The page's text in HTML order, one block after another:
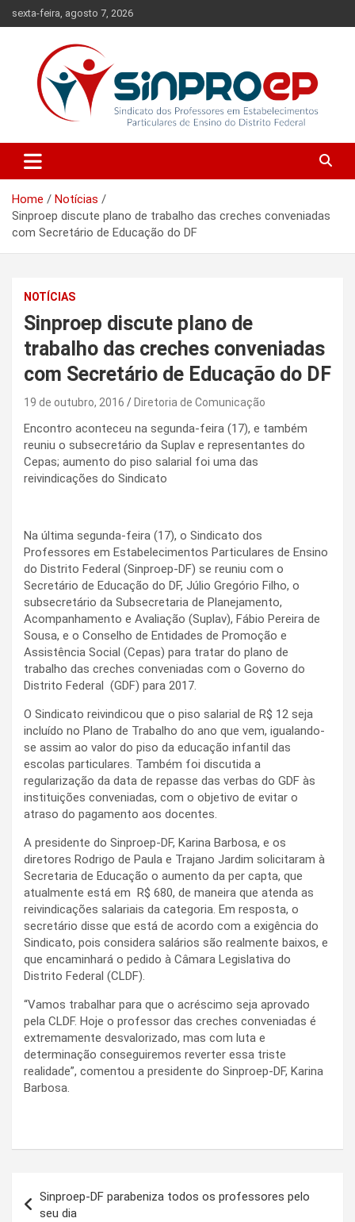
to
sexta-feira, agosto 7, 2026
Sinproep-DF
Ensino do Distrito Federal
Home
Notícias
Sinproep discute plano de trabalho das creches conveniadas
com Secretário de Educação do DF
NOTÍCIAS
Sinproep discute plano de
trabalho das creches conveniadas
com Secretário de Educação do DF
19 de outubro, 2016 Diretoria de Comunicação
Encontro aconteceu na segunda-feira (17), e também
reuniu o subsecretário da Suplav e representantes do
Cepas; aumento do piso salarial foi uma das
reivindicações do Sindicato
Na última segunda-feira (17), o Sindicato dos
Professores em Estabelecimentos Particulares de Ensino
do Distrito Federal (Sinproep-DF) se reuniu com o
Secretário de Educação do DF, Júlio Gregório Filho, o
subsecretário da Subsecretaria de Planejamento,
Acompanhamento e Avaliação (Suplav), Fábio Pereira de
Sousa, e o Conselho de Entidades de Promoção e
Assistência Social (Cepas) para tratar do plano de
trabalho das creches conveniadas com o Governo do
Distrito Federal (GDF) para 2017.
O Sindicato reivindicou que o piso salarial de R$ 12 seja
incluído no Plano de Trabalho do ano que vem, igualando-
se assim ao valor do piso da educação infantil das
escolas particulares. Também foi discutida a
regularização da data de repasse das verbas do GDF às
instituições conveniadas, com o objetivo de evitar o
atraso do pagamento aos docentes.
A presidente do Sinproep-DF, Karina Barbosa, e os
diretores Rodrigo de Paula e Trajano Jardim solicitaram à
Secretaria de Educação o aumento da per capta, que
atualmente está em R$ 680, de maneira que atenda as
reivindicações salariais da categoria. Em resposta, o
secretário disse que está de acordo com a exigência do
Sindicato, pois considera salários são realmente baixos, e
que encaminhará o pedido à Câmara Legislativa do
Distrito Federal (CLDF).
“Vamos trabalhar para que o acréscimo seja aprovado
pela CLDF. Hoje o professor das creches conveniadas é
extremamente desvalorizado, mas com luta e
determinação conseguiremos reverter essa triste
realidade”, comentou a presidente do Sinproep-DF, Karina
Barbosa.
de
Sinproep-DF parabeniza todos os professores pelo
seu dia